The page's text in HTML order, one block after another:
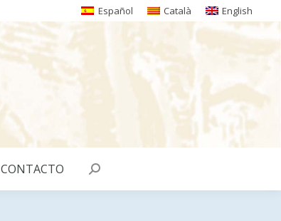
Español Català English
CONTACTO Buscar: